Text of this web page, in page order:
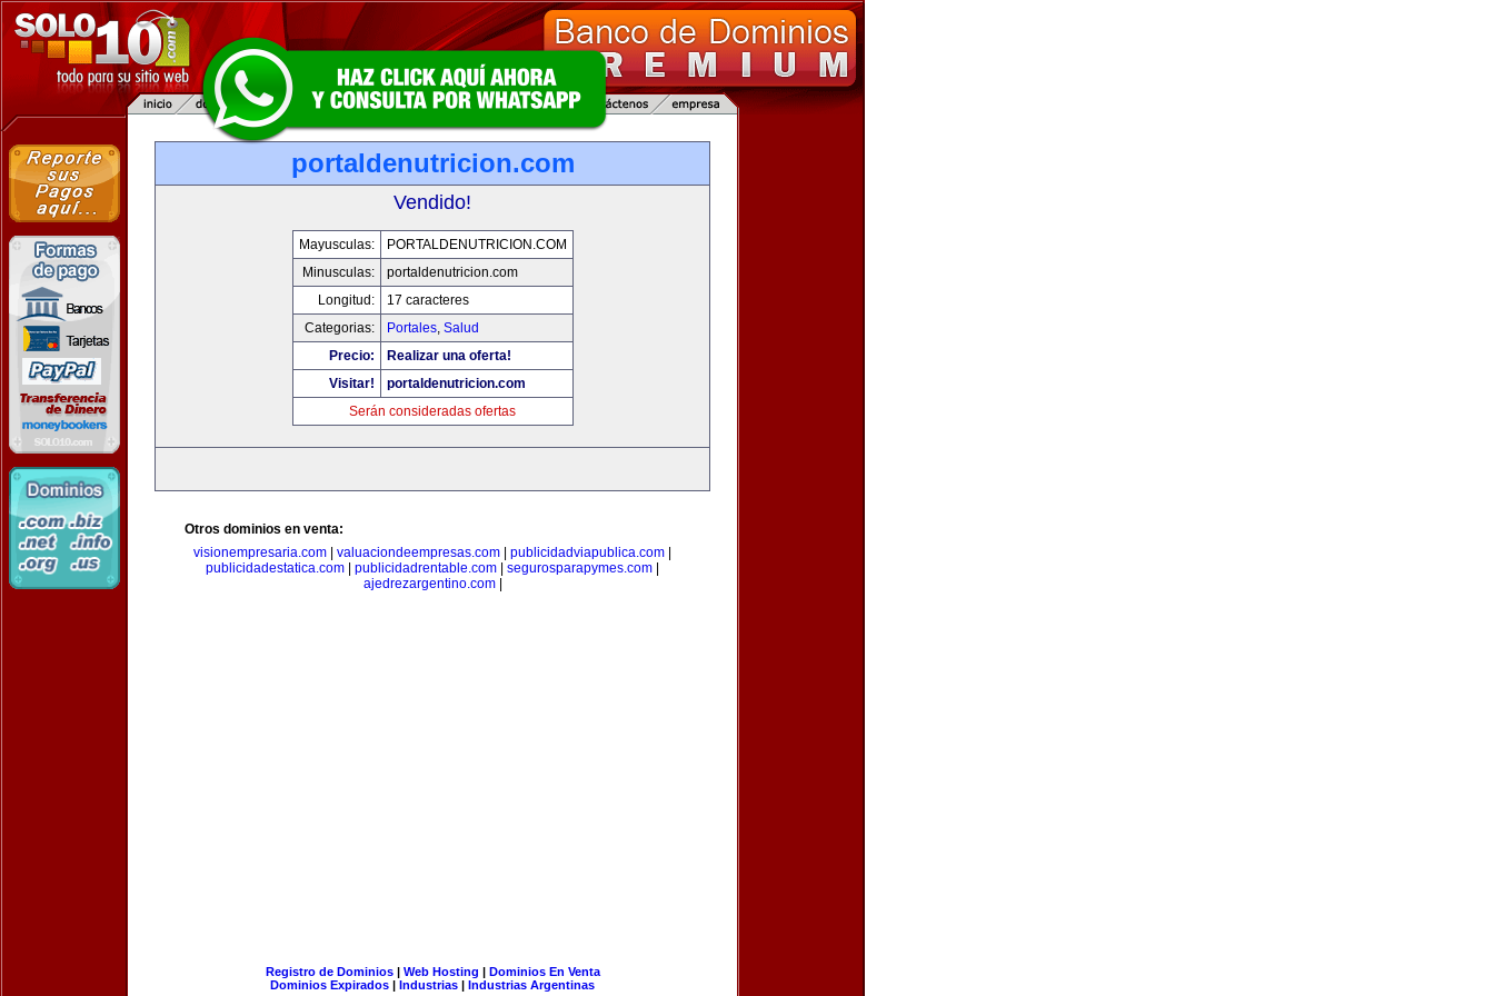
portaldenutricion.com
Vendido!
Mayusculas:
PORTALDENUTRICION.COM
Minusculas:
portaldenutricion.com
Longitud:
17 caracteres
Categorias:
Portales, Salud
Precio:
Realizar una oferta!
Visitar!
portaldenutricion.com
Serán consideradas ofertas
Otros dominios en venta:
visionempresaria.com
valuaciondeempresas.com publicidadviapublica.com
publicidadestatica.com
publicidadrentable.com segurosparapymes.com
ajedrezargentino.com|
Registro de Dominios| Web Hosting | Dominios En Venta
Dominios Expirados | Industrias | Industrias Argentinas